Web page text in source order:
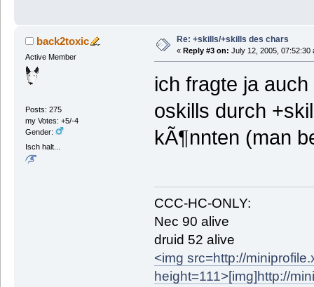
back2toxic
Active Member
Posts: 275
my Votes: +5/-4
Gender:
Isch halt...
Re: +skills/+skills des chars
« Reply #3 on: July 12, 2005, 07:52:30
ich fragte ja
oskills durch
kÃ¶nnten (man
CCC-HC-ONLY:
Nec 90 alive
druid 52 alive
<img src=http://
height=111>[img]http://